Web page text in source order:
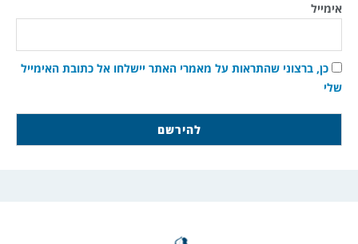
אימייל
כן, ברצוני שהתראות על מאמרי האתר יישלחו אל כתובת האימייל
שלי